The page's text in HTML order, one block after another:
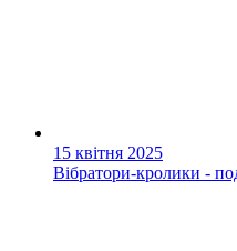
15 квітня 2025
Вібратори-кролики -